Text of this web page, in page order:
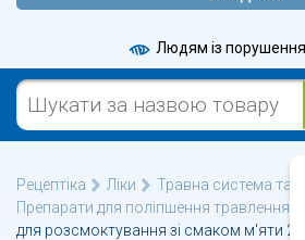
Людям із
Рецептіка Ліки
Травна система та
Препарати для поліпшення травлення
для розсмоктування зі смаком м'яти 24